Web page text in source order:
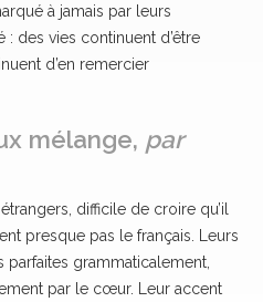
à jamais par leurs
: des vies continuent d’être
d’en remercier
mélange, par
difficile de croire qu’il
presque pas le français. Leurs
grammaticalement,
par le cœur. Leur accent